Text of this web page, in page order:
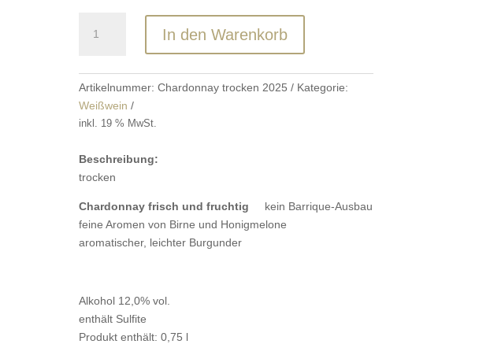
Chardonnay
Menge
In den Warenkorb
Artikelnummer: Chardonnay trocken 2025
Kategorie:
Weißwein
inkl. 19 % MwSt.
Beschreibung:
trocken
Chardonnay frisch und fruchtig kein Barrique-Ausbau
feine Aromen von Birne und Honigmelone
aromatischer, leichter Burgunder
Alkohol 12,0% vol.
enthält Sulfite
Produkt enthält: 0,75 l